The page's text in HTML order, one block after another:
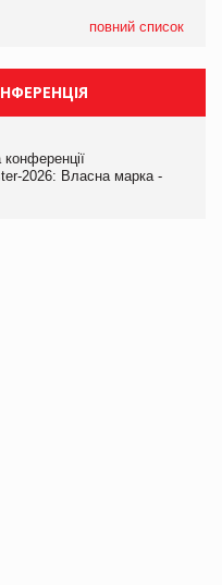
повний список
2026: Власна марка -